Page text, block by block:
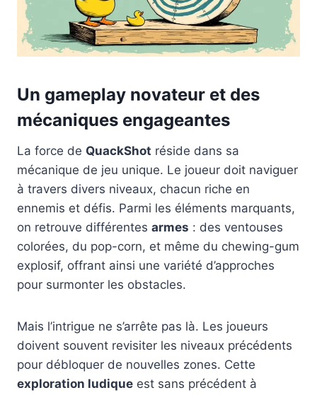
Un gameplay novateur et des
mécaniques engageantes
La force de QuackShot réside dans sa
mécanique de jeu unique. Le joueur doit naviguer
à travers divers niveaux, chacun riche en
ennemis et défis. Parmi les éléments marquants,
on retrouve différentes armes : des ventouses
colorées, du pop-corn, et même du chewing-gum
explosif, offrant ainsi une variété d’approches
pour surmonter les obstacles.
Mais l’intrigue ne s’arrête pas là. Les joueurs
doivent souvent revisiter les niveaux précédents
pour débloquer de nouvelles zones. Cette
exploration ludique est sans précédent à